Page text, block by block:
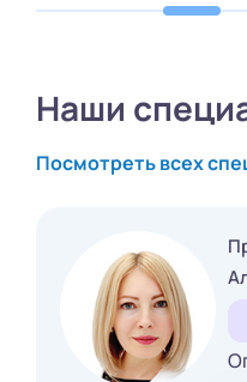
Наши
Посмотреть всех